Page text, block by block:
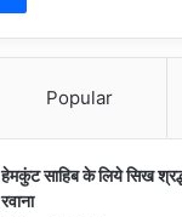
Popular
हेमकुंट साहिब के लिये सिख
रवाना